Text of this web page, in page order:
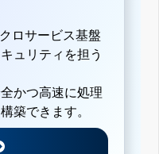
ロサービス基盤
ュリティを担う
かつ高速に処理
築できます。